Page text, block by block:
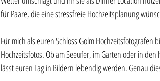
für Paare, die eine stressfreie Hochzeitsplanung
Für mich als euren Schloss Golm
Hochzeitsfotos. Ob am Seeufer, im Garten oder in
lässt euren Tag in Bildern lebendig werden. Genau